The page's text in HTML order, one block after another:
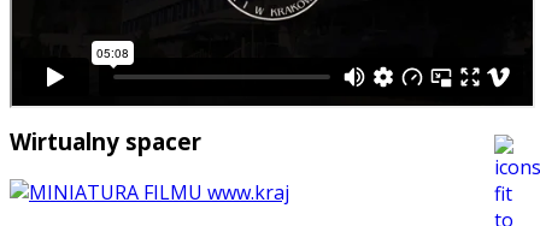
Wirtualny spacer